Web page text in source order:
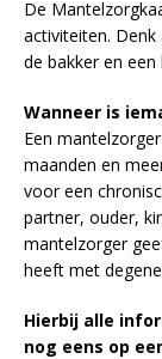
De
activiteiten.
de bakker en
Wanneer is
Een
maanden en
voor een
partner, ouder,
mantelzorger
heeft met
Hierbij alle
nog eens op